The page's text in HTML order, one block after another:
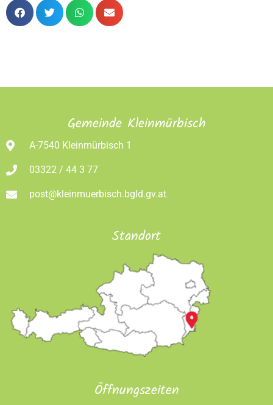
Gemeinde Kleinmürbisch
A-7540 Kleinmürbisch 1
03322 / 44 3 77
post@kleinmuerbisch.bgld.gv.at
Standort
Öffnungszeiten